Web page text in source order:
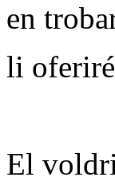
en
li
El